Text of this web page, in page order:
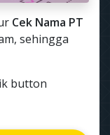
Cek Nama PT
sehingga
button